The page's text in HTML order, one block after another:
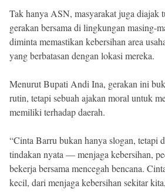
Tak hanya ASN, masyarakat juga diajak
gerakan bersama di lingkungan masing-
diminta memastikan kebersihan area
yang berbatasan dengan lokasi mereka.
Menurut Bupati Andi Ina, gerakan ini
rutin, tetapi sebuah ajakan moral untuk
memiliki terhadap daerah.
“Cinta Barru bukan hanya slogan, tetapi
tindakan nyata — menjaga kebersihan,
bekerja bersama mencegah bencana.
kecil, dari menjaga kebersihan sekitar